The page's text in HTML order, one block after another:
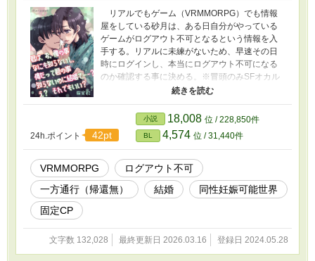
リアルでもゲーム（VRMMORPG）でも情報
屋をしている砂月は、ある日自分がやっている
ゲームがログアウト不可となるという情報を入
手する。リアルに未練がないため、早速その日
時にログインし、本当にログアウト不可になる
のか確認する事に決める。※冒頭のみSFオカル
トですが、すぐにVRMMORPGログアウト不可
イトル通りの、情報屋の素性を隠して、結婚す
るお話です。
24h.ポイント
42pt
小説 18,008 位 / 228,850件
BL 4,574 位 / 31,440件
VRMMORPG
ログアウト不可
一方通行（帰還無）
結婚
同性妊娠可能世界
固定CP
文字数 132,028 最終更新日 2026.03.16 登録日 2024.05.28